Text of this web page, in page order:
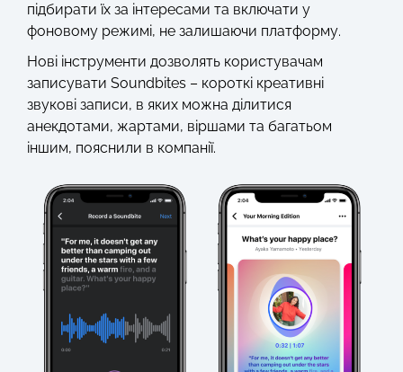
підбирати їх за інтересами та включати у
фоновому режимі, не залишаючи платформу.
Нові інструменти дозволять користувачам
записувати Soundbites – короткі креативні
звукові записи, в яких можна ділитися
анекдотами, жартами, віршами та багатьом
іншим, пояснили в компанії.